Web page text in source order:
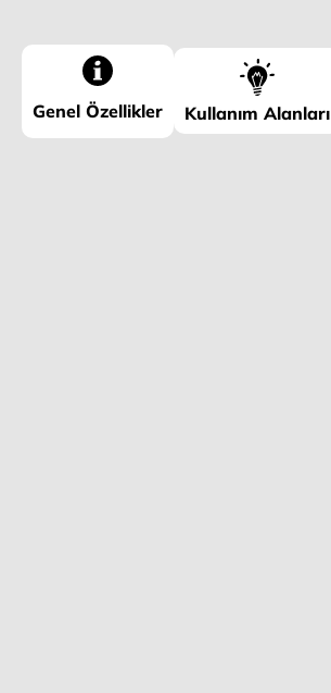
Genel Özellikler Kullanım Alanları